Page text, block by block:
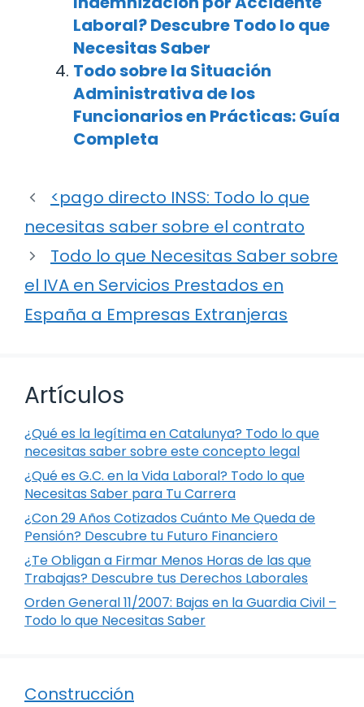
Laboral? Descubre Todo lo que
Necesitas Saber
Todo sobre la Situación
Administrativa de los
Funcionarios en Prácticas: Guía
Completa
<pago directo INSS: Todo lo que
necesitas saber sobre el contrato
Todo lo que Necesitas Saber sobre
el IVA en Servicios Prestados en
España a Empresas Extranjeras
Artículos
¿Qué es la legítima en Catalunya? Todo lo que
necesitas saber sobre este concepto legal
¿Qué es G.C. en la Vida Laboral? Todo lo que
Necesitas Saber para Tu Carrera
¿Con 29 Años Cotizados Cuánto Me Queda de
Pensión? Descubre tu Futuro Financiero
¿Te Obligan a Firmar Menos Horas de las que
Trabajas? Descubre tus Derechos Laborales
Orden General 11/2007: Bajas en la Guardia Civil –
Todo lo que Necesitas Saber
Construcción